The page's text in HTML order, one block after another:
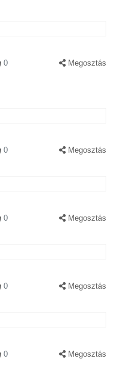
0 Megosztás
0 Megosztás
0 Megosztás
0 Megosztás
0 Megosztás